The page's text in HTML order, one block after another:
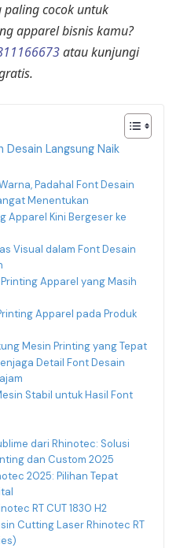
cocok untuk
apparel bisnis kamu?
atau kunjungi
Langsung Naik
Padahal Font Desain
Menentukan
Apparel Kini Bergeser ke
Visual dalam Font Desain
Apparel yang Masih
Apparel pada Produk
Mesin Printing yang Tepat
Detail Font Desain
Stabil untuk Hasil Font
dari Rhinotec: Solusi
dan Custom 2025
2025: Pilihan Tepat
RT CUT 1830 H2
Cutting Laser Rhinotec RT